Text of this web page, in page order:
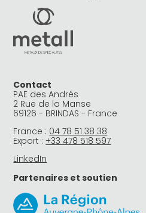
Contact
PAE des Andrés
2 Rue de la Manse
69126 - BRINDAS - France
France : 04 78 51 38 38
Export : +33 478 518 597
LinkedIn
Partenaires et soutien